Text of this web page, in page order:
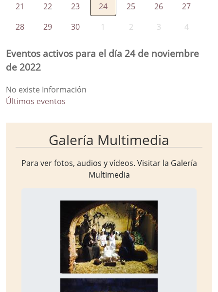
21 22 23 24 25 26
27
28
29 30 1 2 3 4
Eventos activos para el día 24 de noviembre
de 2022
No existe Información
Últimos eventos
Galería Multimedia
Para ver fotos, audios y vídeos. Visitar la Galería
Multimedia